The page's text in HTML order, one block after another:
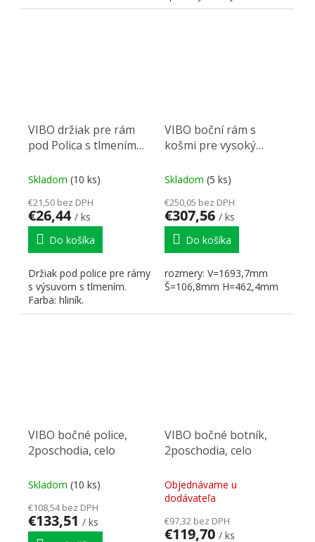
VIBO držiak pre rám
pod Polica s tlmením
Skladom (10 ks)
€21,50 bez DPH
€26,44 / ks
Do košíka
Držiak pod police pre rámy
s výsuvom s tlmením.
Farba: hliník.
VIBO boční rám s
košmi pre vysoký
Skladom (5 ks)
€250,05 bez DPH
€307,56 / ks
Do košíka
rozmery: V=1693,7mm
Š=106,8mm H=462,4mm
VIBO bočné police,
2poschodia, celo
Skladom (10 ks)
€108,54 bez DPH
€133,51 / ks
VIBO bočné botník,
2poschodia, celo
Objednávame u
dodávateľa
€97,32 bez DPH
€119,70 / ks